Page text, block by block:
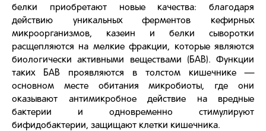
белки приобретают новые качества: благодаря
действию уникальных ферментов кефирных
микроорганизмов, казеин и белки сыворотки
расщепляются на мелкие фракции, которые являются
биологически активными веществами (БАВ). Функции
таких БАВ проявляются в толстом кишечнике —
основном месте обитания микробиоты, где они
оказывают антимикробное действие на вредные
бактерии и одновременно стимулируют
бифидобактерии, защищают клетки кишечника.